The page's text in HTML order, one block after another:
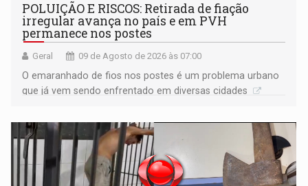
POLUIÇÃO E RISCOS: Retirada de fiação
irregular avança no país e em PVH
permanece nos postes
Geral 09 de Agosto de 2026 às 07:00
O emaranhado de fios nos postes é um problema urbano
que já vem sendo enfrentado em diversas cidades